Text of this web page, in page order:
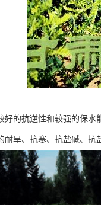
好的抗逆性和较强的保水
耐旱、抗寒、抗盐碱、抗